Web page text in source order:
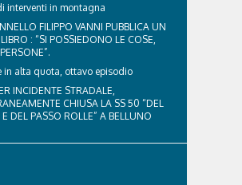
interventi in montagna
FILIPPO VANNI PUBBLICA UN
: “SI POSSIEDONO LE COSE,
in alta quota, ottavo episodio
INCIDENTE STRADALE,
CHIUSA LA SS 50 “DEL
E DEL PASSO ROLLE” A BELLUNO